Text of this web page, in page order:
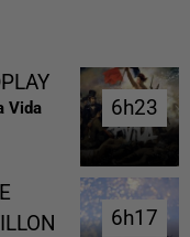
Vida 6h23
6h23
6h17
6h17